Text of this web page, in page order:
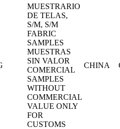
MUESTRARIO
DE TELAS,
S/M, S/M
FABRIC
SAMPLES
MUESTRAS
SIN VALOR
COMERCIAL
SAMPLES
WITHOUT
COMMERCIAL
VALUE ONLY
FOR
CUSTOMS
CHINA